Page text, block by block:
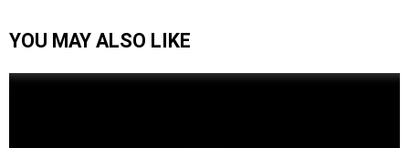
YOU MAY ALSO LIKE